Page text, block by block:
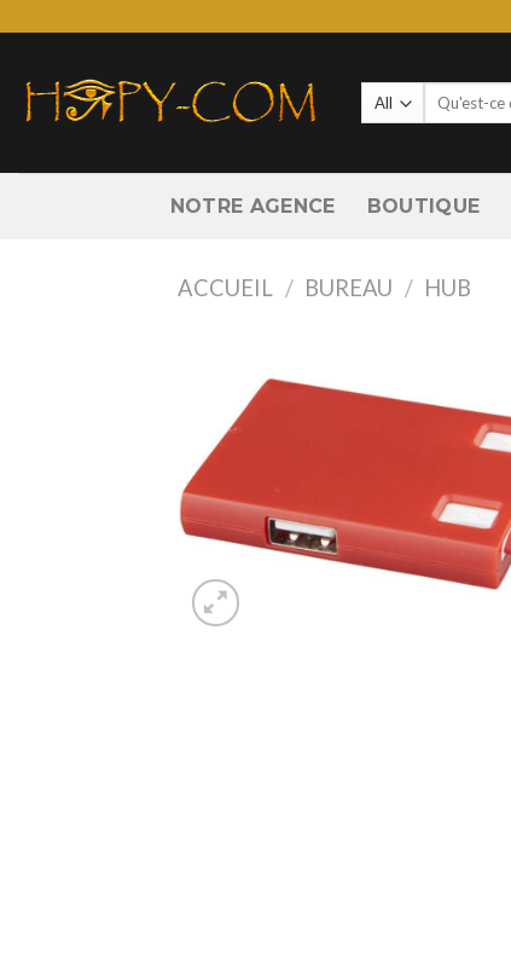
Recherche
pour :
NOTRE AGENCE BOUTIQUE
ACCUEIL / BUREAU / HUB